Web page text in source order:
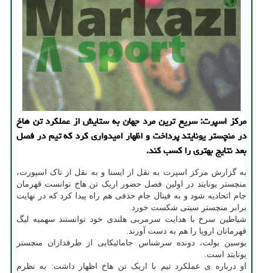
مرکز اسپرت: سریع ترین مرد جهان به ستایش از عملکرد تن هاخ
در منچستر یونایتد پرداخت و اظهار امیدواری کرد که تیم در فصل
بعد نتایج بهتری را کسب کند.
به گزارش مرکز اسپرت به نقل از ایسنا و به نقل از تاک اسپورت،
منچستر یونایتد در اولین فصل حضور اریک تن هاخ توانست قهرمان
جام اتحادیه شود و به فینال جام حذفی هم راه پیدا کرد که در نهایت
برابر منچستر سیتی شکست خورد.
شیاطین سرخ با هدایت سرمربی هلندی خود توانستند سهمیه لیگ
قهرمانان اروپا را هم به دست آورند.
یوسین بولت، دونده سرشناس جامائیکایی از طرفداران منچستر
یونایتد است.
او درباره ی عملکرد تیم با اریک تن هاخ اظهار داشت: به نظرم